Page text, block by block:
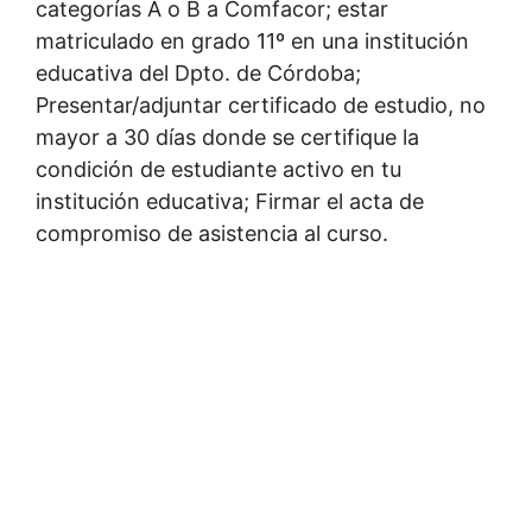
categorías A o B a Comfacor; estar
matriculado en grado 11º en una institución
educativa del Dpto. de Córdoba;
Presentar/adjuntar certificado de estudio, no
mayor a 30 días donde se certifique la
condición de estudiante activo en tu
institución educativa; Firmar el acta de
compromiso de asistencia al curso.